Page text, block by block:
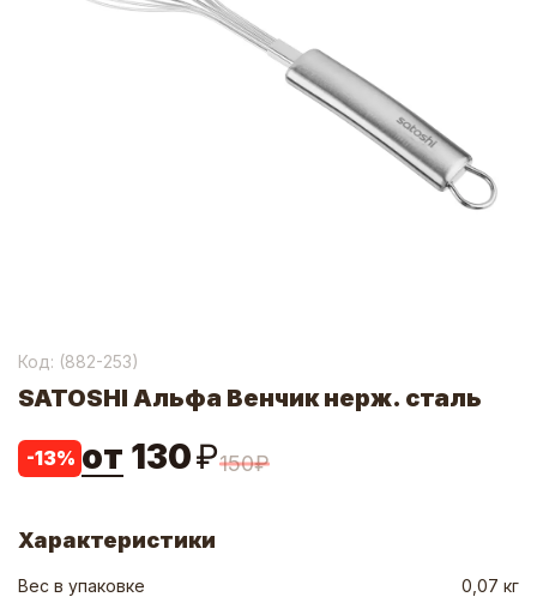
Код: (882-253)
SATOSHI Альфа Венчик нерж. сталь
-13% от 130₽150₽
Характеристики
Вес в упаковке
0,07 кг